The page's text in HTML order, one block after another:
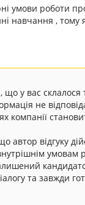
умови роботи
навчання ,
що у вас
не
компанії
автор відгуку
умовам
та завжди